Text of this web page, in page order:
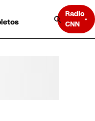
Radio
CNN